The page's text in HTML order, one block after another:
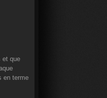
et que
en terme